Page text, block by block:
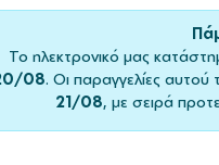
Το ηλεκτρονικό μας
08. Οι παραγγελίες αυτού
21/08, με σειρά